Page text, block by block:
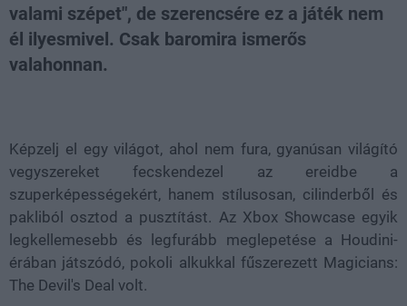
valami szépet", de szerencsére ez a játék nem
él ilyesmivel. Csak baromira ismerős
valahonnan.
Képzelj el egy világot, ahol nem fura, gyanúsan világító
vegyszereket fecskendezel az ereidbe a
szuperképességekért, hanem stílusosan, cilinderből és
pakliból osztod a pusztítást. Az Xbox Showcase egyik
legkellemesebb és legfurább meglepetése a Houdini-
érában játszódó, pokoli alkukkal fűszerezett Magicians:
The Devil's Deal volt.